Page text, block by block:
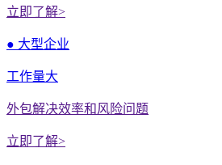
立即了解>
● 大型企业
工作量大
外包解决效率和风险问题
立即了解>